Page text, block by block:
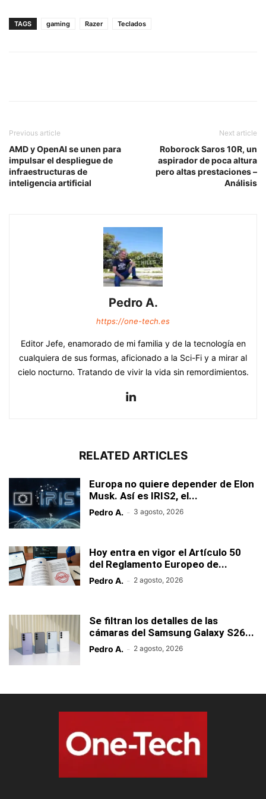
TAGS gaming Razer Teclados
Previous article
AMD y OpenAI se unen para
impulsar el despliegue de
infraestructuras de
inteligencia artificial
Next article
Roborock Saros 10R, un
aspirador de poca altura
pero altas prestaciones –
Análisis
Pedro A.
https://one-tech.es
Editor Jefe, enamorado de mi familia y de la tecnología en
cualquiera de sus formas, aficionado a la Sci-Fi y a mirar al
cielo nocturno. Tratando de vivir la vida sin remordimientos.
RELATED ARTICLES
Europa no quiere depender de Elon
Musk. Así es IRIS2, el...
Pedro A. - 3 agosto, 2026
Hoy entra en vigor el Artículo 50
del Reglamento Europeo de...
Pedro A. - 2 agosto, 2026
Se filtran los detalles de las
cámaras del Samsung Galaxy S26...
Pedro A. - 2 agosto, 2026